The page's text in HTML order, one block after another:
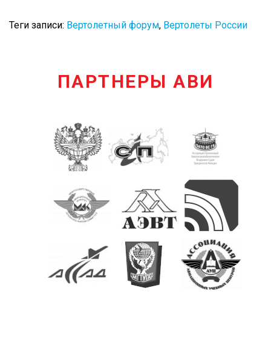
Теги записи: Вертолетный форум, Вертолеты России
ПАРТНЕРЫ АВИ